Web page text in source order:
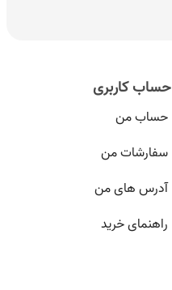
حساب کاربری
حساب من
سفارشات من
آدرس های من
راهنمای خرید